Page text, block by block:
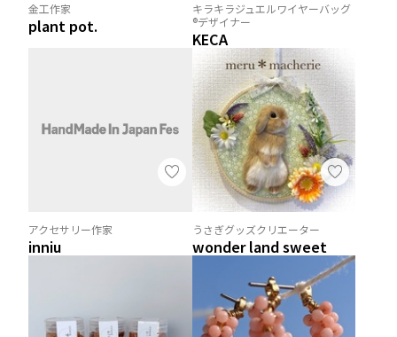
金工作家
plant pot.
キラキラジュエルワイヤーバッグ
®︎デザイナー
KECA
アクセサリー作家
inniu
うさぎグッズクリエーター
wonder land sweet